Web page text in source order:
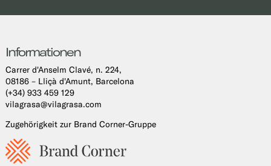
Informationen
Carrer d'Anselm Clavé, n. 224,
08186 – Lliçà d'Amunt, Barcelona
(+34) 933 459 129
vilagrasa@vilagrasa.com
Zugehörigkeit zur Brand Corner-Gruppe